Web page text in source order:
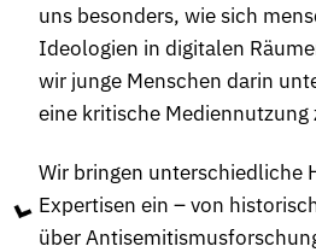
uns besonders, wie sich
Ideologien in digitalen
wir junge Menschen darin
eine kritische
Wir bringen unterschiedliche
Expertisen ein – von
über